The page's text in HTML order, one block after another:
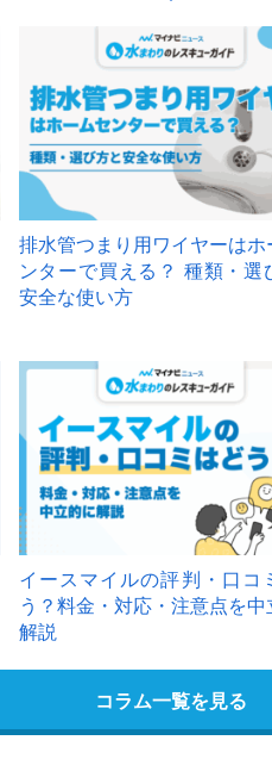
排水管つまり用ワイヤーはホ
ンターで買える？ 種類・選
安全な使い方
イースマイルの評判・口コ
う？料金・対応・注意点を中
解説
コラム一覧を見る